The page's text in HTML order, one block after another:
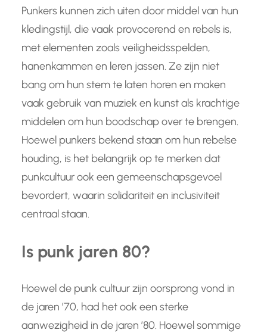
Punkers kunnen zich uiten door middel van hun
kledingstijl, die vaak provocerend en rebels is,
met elementen zoals veiligheidsspelden,
hanenkammen en leren jassen. Ze zijn niet
bang om hun stem te laten horen en maken
vaak gebruik van muziek en kunst als krachtige
middelen om hun boodschap over te brengen.
Hoewel punkers bekend staan om hun rebelse
houding, is het belangrijk op te merken dat
punkcultuur ook een gemeenschapsgevoel
bevordert, waarin solidariteit en inclusiviteit
centraal staan.
Is punk jaren 80?
Hoewel de punk cultuur zijn oorsprong vond in
de jaren ’70, had het ook een sterke
aanwezigheid in de jaren ’80. Hoewel sommige